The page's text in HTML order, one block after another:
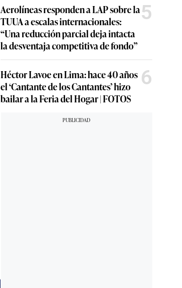
Aerolíneas responden a LAP sobre la
TUUA a escalas internacionales:
“Una reducción parcial deja intacta
la desventaja competitiva de fondo”
5
Héctor Lavoe en Lima: hace 40 años
el ‘Cantante de los Cantantes’ hizo
bailar a la Feria del Hogar | FOTOS
6